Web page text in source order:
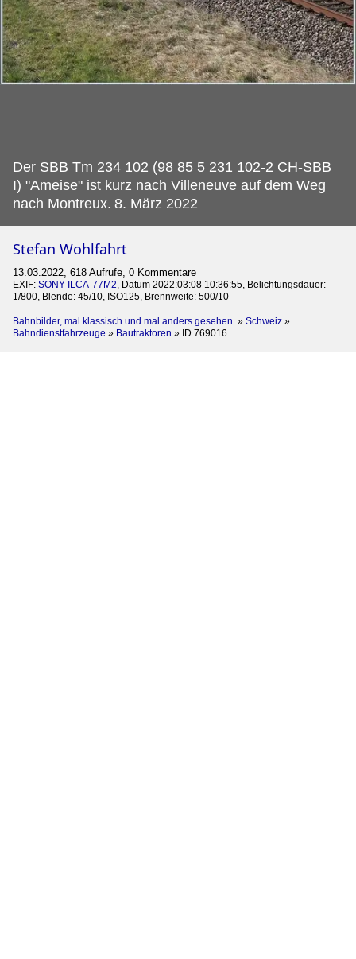
Der SBB Tm 234 102 (98 85 5 231 102-2 CH-SBB
I) "Ameise" ist kurz nach Villeneuve auf dem Weg
nach Montreux. 8. März 2022
Stefan Wohlfahrt
13.03.2022, 618 Aufrufe, 0 Kommentare
EXIF: SONY ILCA-77M2, Datum 2022:03:08 10:36:55, Belichtungsdauer:
1/800, Blende: 45/10, ISO125, Brennweite: 500/10
Bahnbilder, mal klassisch und mal anders gesehen. » Schweiz »
Bahndienstfahrzeuge » Bautraktoren » ID 769016